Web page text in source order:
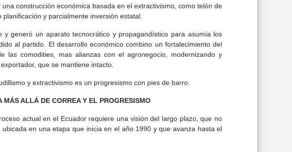
construcción económica basada en el extractivismo, como telón de
y parcialmente inversión estatal.
y generó un aparato tecnocrático y propagandístico para asumía los
al partido. El desarrollo económico combino un fortalecimiento del
las comodities, mas alianzas con el agronegocio, modernizando y
que se mantiene intacto.
y extractivismo es un progresismo con pies de barro.
MÁS ALLÁ DE CORREA Y EL PROGRESISMO
actual en el Ecuador requiere una visión del largo plazo, que no
en una etapa que inicia en el año 1990 y que avanza hasta el